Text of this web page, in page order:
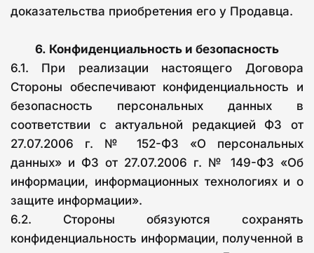
доказательства приобретения его у Продавца.
6. Конфиденциальность и безопасность
6.1. При реализации настоящего Договора
Стороны обеспечивают конфиденциальность и
безопасность персональных данных в
соответствии с актуальной редакцией ФЗ от
27.07.2006 г. № 152-ФЗ «О персональных
данных» и ФЗ от 27.07.2006 г. № 149-ФЗ «Об
информации, информационных технологиях и о
защите информации».
6.2. Стороны обязуются сохранять
конфиденциальность информации, полученной в